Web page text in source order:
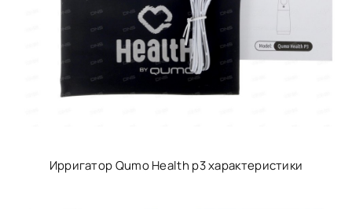
Ирригатор Qumo Health p3 характеристики